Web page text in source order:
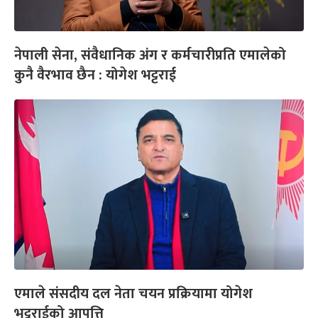
नेपाली सेना, संवैधानिक अंग र कर्मचारीप्रति एमालेको
कुनै वैरभाव छैन : योगेश भट्टराई
एमाले संसदीय दल नेता चयन प्रक्रियामा योगेश